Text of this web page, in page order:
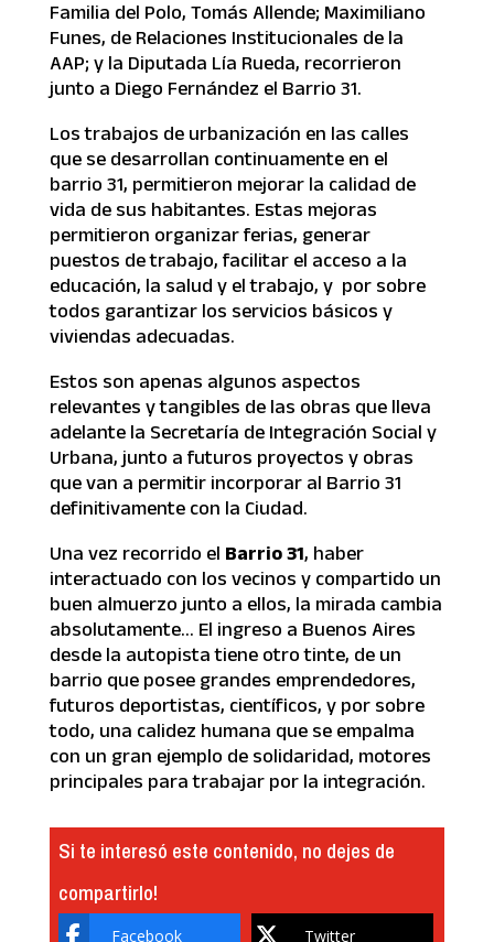
Familia del Polo, Tomás Allende; Maximiliano
Funes, de Relaciones Institucionales de la
AAP; y la Diputada Lía Rueda, recorrieron
junto a Diego Fernández el Barrio 31.
Los trabajos de urbanización en las calles
que se desarrollan continuamente en el
barrio 31, permitieron mejorar la calidad de
vida de sus habitantes. Estas mejoras
permitieron organizar ferias, generar
puestos de trabajo, facilitar el acceso a la
educación, la salud y el trabajo, y por sobre
todos garantizar los servicios básicos y
viviendas adecuadas.
Estos son apenas algunos aspectos
relevantes y tangibles de las obras que lleva
adelante la Secretaría de Integración Social y
Urbana, junto a futuros proyectos y obras
que van a permitir incorporar al Barrio 31
definitivamente con la Ciudad.
Una vez recorrido el Barrio 31, haber
interactuado con los vecinos y compartido un
buen almuerzo junto a ellos, la mirada cambia
absolutamente… El ingreso a Buenos Aires
desde la autopista tiene otro tinte, de un
barrio que posee grandes emprendedores,
futuros deportistas, científicos, y por sobre
todo, una calidez humana que se empalma
con un gran ejemplo de solidaridad, motores
principales para trabajar por la integración.
Si te interesó este contenido, no dejes de
compartirlo!
Facebook Twitter